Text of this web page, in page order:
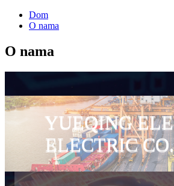
Dom
O nama
O nama
YUEQING
ELECTRIC